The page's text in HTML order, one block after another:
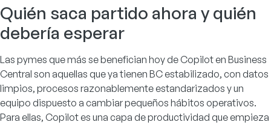
Quién saca partido ahora y quién
debería esperar
Las pymes que más se benefician hoy de Copilot en Business
Central son aquellas que ya tienen BC estabilizado, con datos
limpios, procesos razonablemente estandarizados y un
equipo dispuesto a cambiar pequeños hábitos operativos.
Para ellas, Copilot es una capa de productividad que empieza